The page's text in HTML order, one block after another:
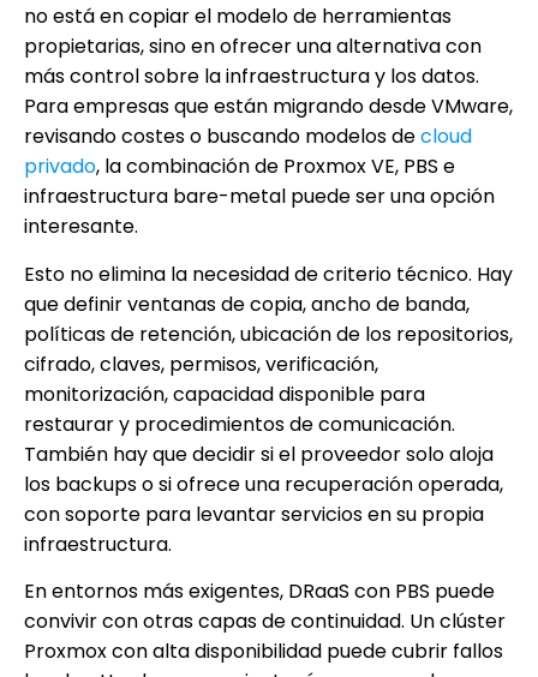
no está en copiar el modelo de herramientas
propietarias, sino en ofrecer una alternativa con
más control sobre la infraestructura y los datos.
Para empresas que están migrando desde VMware,
revisando costes o buscando modelos decloud
privado, la combinación de Proxmox VE, PBS e
infraestructura bare-metal puede ser una opción
interesante.
Esto no elimina la necesidad de criterio técnico. Hay
que definir ventanas de copia, ancho de banda,
políticas de retención, ubicación de los repositorios,
cifrado, claves, permisos, verificación,
monitorización, capacidad disponible para
restaurar y procedimientos de comunicación.
También hay que decidir si el proveedor solo aloja
los backups o si ofrece una recuperación operada,
con soporte para levantar servicios en su propia
infraestructura.
En entornos más exigentes, DRaaS con PBS puede
convivir con otras capas de continuidad. Un clúster
Proxmox con alta disponibilidad puede cubrir fallos